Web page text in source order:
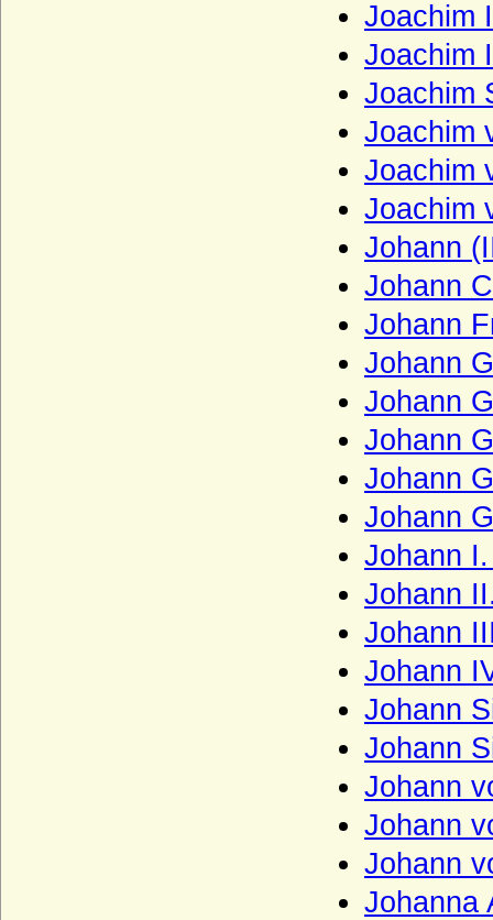
Joachim
Joachim
Joachim
Joachim
Joachim
Joachim
Johann
Johann
Johann
Johann
Johann
Johann
Johann
Johann
Johann
Johann
Johann
Johann
Johann
Johann
Johann
Johann
Johann
Johanna